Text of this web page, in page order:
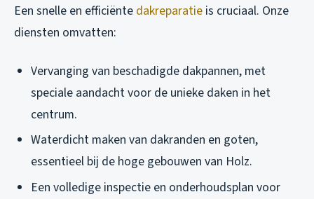
Een snelle en efficiënte dakreparatie is cruciaal. Onze
diensten omvatten:
Vervanging van beschadigde dakpannen, met
speciale aandacht voor de unieke daken in het
centrum.
Waterdicht maken van dakranden en goten,
essentieel bij de hoge gebouwen van Holz.
Een volledige inspectie en onderhoudsplan voor